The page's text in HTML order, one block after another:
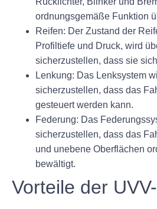
ordnungsgemäße Funktion
Reifen: Der Zustand der
Profiltiefe und Druck, wird
sicherzustellen, dass sie
Lenkung: Das Lenksystem
sicherzustellen, dass das
gesteuert werden kann.
Federung: Das
sicherzustellen, dass das
und unebene Oberflächen
bewältigt.
Vorteile der